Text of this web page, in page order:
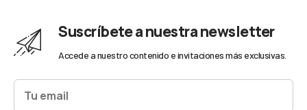
Suscríbete a nuestra newsletter
Accede a nuestro contenido e invitaciones más exclusivas.